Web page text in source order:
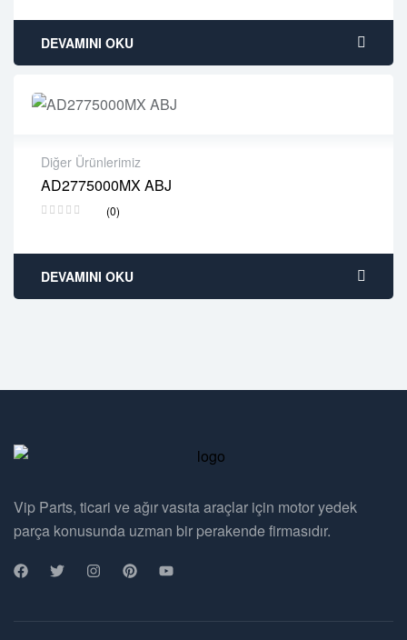
DEVAMINI OKU
Diğer Ürünlerimiz
AD2775000MX ABJ
(0)
2 years warranty
Delivery time: 1-2 business days
DEVAMINI OKU
Vip Parts, ticari ve ağır vasıta araçlar için motor yedek
parça konusunda uzman bir perakende firmasıdır.